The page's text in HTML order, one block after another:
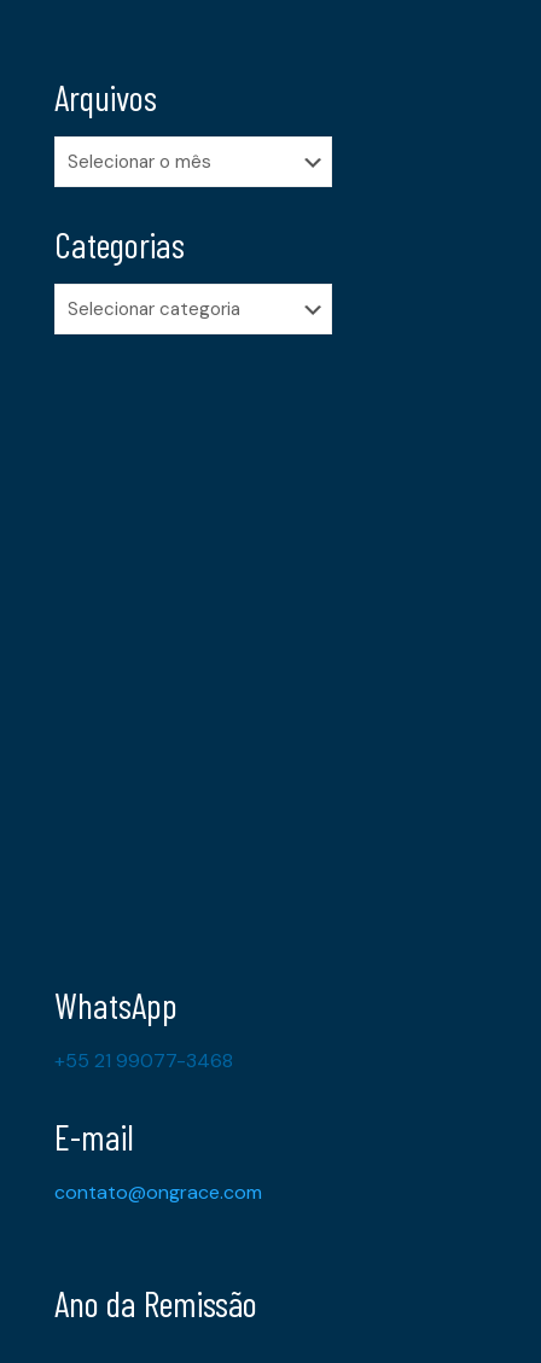
Arquivos
Arquivos
Categorias
Categorias
WhatsApp
+55 21 99077-3468
E-mail
contato@ongrace.com
Ano da Remissão